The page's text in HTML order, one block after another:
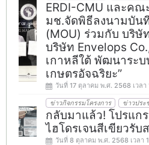
ERDI-CMU และคณ
มช.จัดพิธีลงนามบัน
(MOU) ร่วมกับ บริษั
บริษัท Envelops
เกาหลีใต้ พัฒนาระบ
เกษตรอัจฉริยะ”
วันที่ 17 ตุลาคม พ.ศ. 2568 เวลา
ข่าวกิจกรรมโครงการ ข่าวประ
กลับมาแล้ว! โปรแก
ไฮโดรเจนสีเขียวรับ
วันที่ 8 ตุลาคม พ.ศ. 2568 เวลา